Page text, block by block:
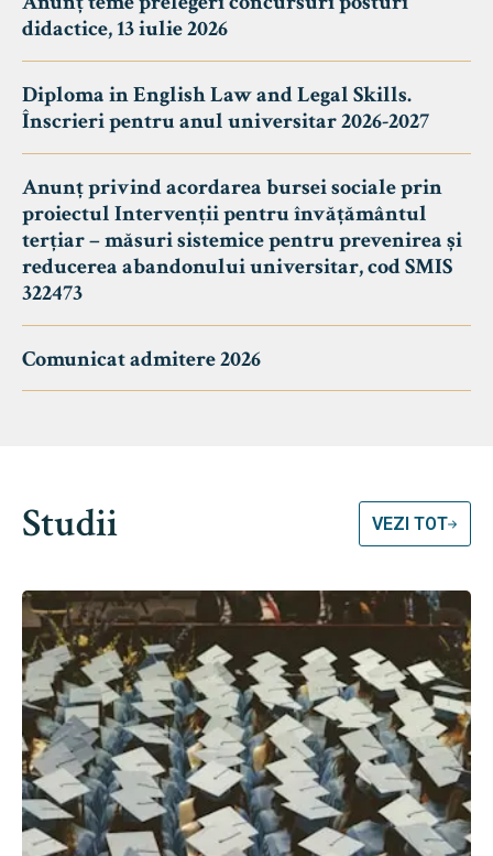
didactice, 13 iulie 2026
Diploma in English Law and Legal Skills.
Înscrieri pentru anul universitar 2026-2027
Anunț privind acordarea bursei sociale prin
proiectul Intervenții pentru învățământul
terțiar – măsuri sistemice pentru prevenirea și
reducerea abandonului universitar, cod SMIS
322473
Comunicat admitere 2026
Studii VEZI TOT